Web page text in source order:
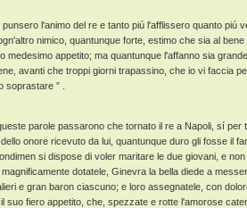
l'animo del re e tanto piú l'afflissero quanto piú
nimico, quantunque forte, estimo che sia al
medesimo appetito; ma quantunque l'affanno sia
avanti che troppi giorni trapassino, che io vi faccia
” .
parole passarono che tornato il re a Napoli, sí
onore ricevuto da lui, quantunque duro gli fosse il
si dispose di voler maritare le due giovani, e
dotatele, Ginevra la bella diede a
e gran baron ciascuno; e loro assegnatele, con
suo fiero appetito, che, spezzate e rotte l'amorose